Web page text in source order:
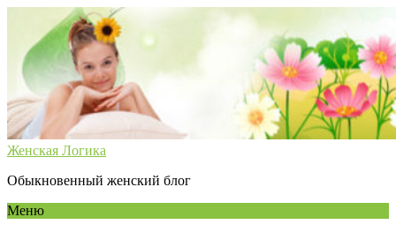
Женская Логика
Обыкновенный женский блог
Меню